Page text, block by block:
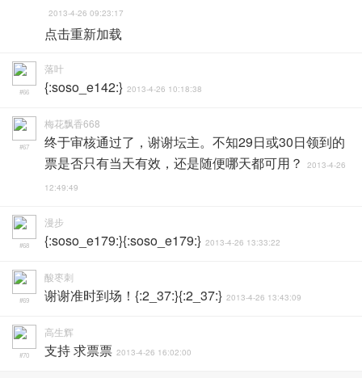
2013-4-26 09:23:17
点击重新加载
落叶
#66 {:soso_e142:} 2013-4-26 10:18:38
梅花飘香668
#67
终于审核通过了，谢谢坛主。不知29日或30日领到的
票是否只有当天有效，还是随便哪天都可用？
2013-4-26
12:49:49
漫步
#68 {:soso_e179:}{:soso_e179:} 2013-4-26 13:33:22
酸枣刺
#69 谢谢准时到场！{:2_37:}{:2_37:} 2013-4-26 13:43:09
高生辉
#70 支持 求票票 2013-4-26 16:02:00